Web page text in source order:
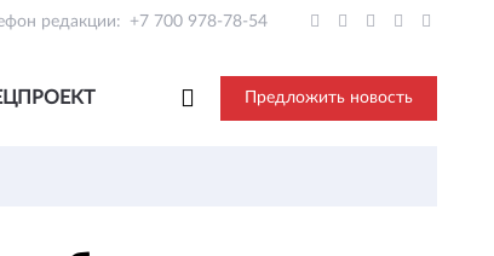
редакции: +7 700 978-78-54
Предложить новость